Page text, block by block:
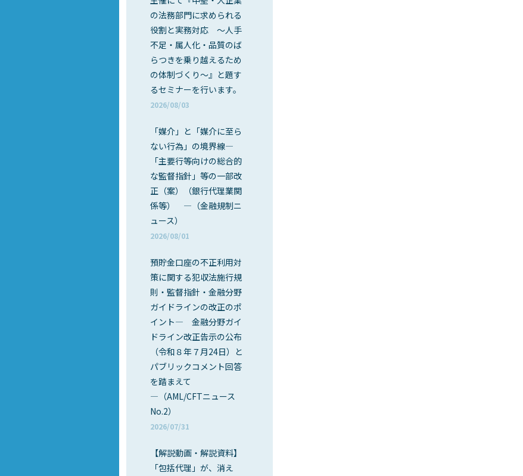
の法務部門に求められる
役割と実務対応 ～人手
不足・属人化・品質のば
らつきを乗り越えるため
の体制づくり～』と題す
るセミナーを行います。
2026/08/03
「媒介」と「媒介に至ら
ない行為」の境界線―
「主要行等向けの総合的
な監督指針」等の一部改
正（案）（銀行代理業関
係等） ―（金融規制ニ
ュース）
2026/08/01
預貯金口座の不正利用対
策に関する犯収法施行規
則・監督指針・金融分野
ガイドラインの改正のポ
イント― 金融分野ガイ
ドライン改正告示の公布
（令和８年７月24日）と
パブリックコメント回答
を踏まえて
―（AML/CFTニュース
No.2）
2026/07/31
【解説動画・解説資料】
「包括代理」が、消え